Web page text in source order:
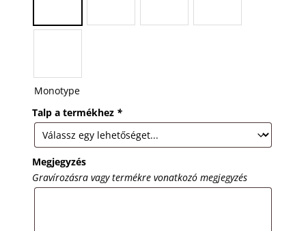
Monotype
Talp a termékhez *
Megjegyzés
Gravírozásra vagy termékre vonatkozó megjegyzés